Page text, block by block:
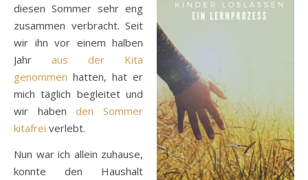
diesen Sommer sehr eng
zusammen verbracht. Seit
wir ihn vor einem halben
Jahr aus der Kita
genommen hatten, hat er
mich täglich begleitet und
wir habenden Sommer
kitafrei verlebt.
Nun war ich allein zuhause,
konnte den Haushalt